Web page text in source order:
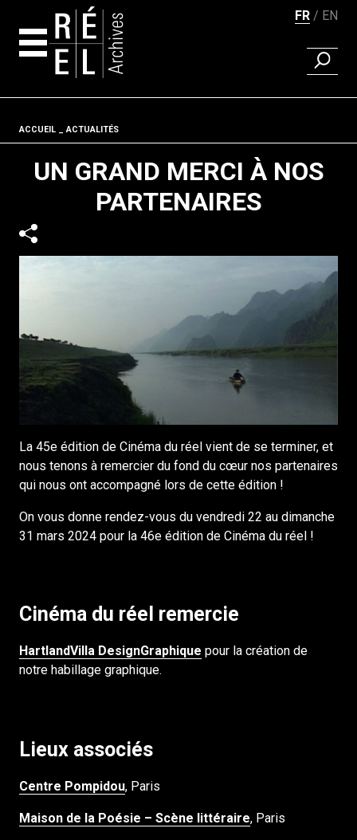
FR EN
Fil d'ariane
ACCUEIL ACTUALITÉS
UN GRAND MERCI À NOS
PARTENAIRES
La 45e édition de Cinéma du réel vient de se terminer, et
nous tenons à remercier du fond du cœur nos partenaires
qui nous ont accompagné lors de cette édition !
On vous donne rendez-vous du vendredi 22 au dimanche
31 mars 2024 pour la 46e édition de Cinéma du réel !
Cinéma du réel remercie
HartlandVilla DesignGraphique pour la création de
notre habillage graphique.
Lieux associés
Centre Pompidou, Paris
Maison de la Poésie – Scène littéraire, Paris